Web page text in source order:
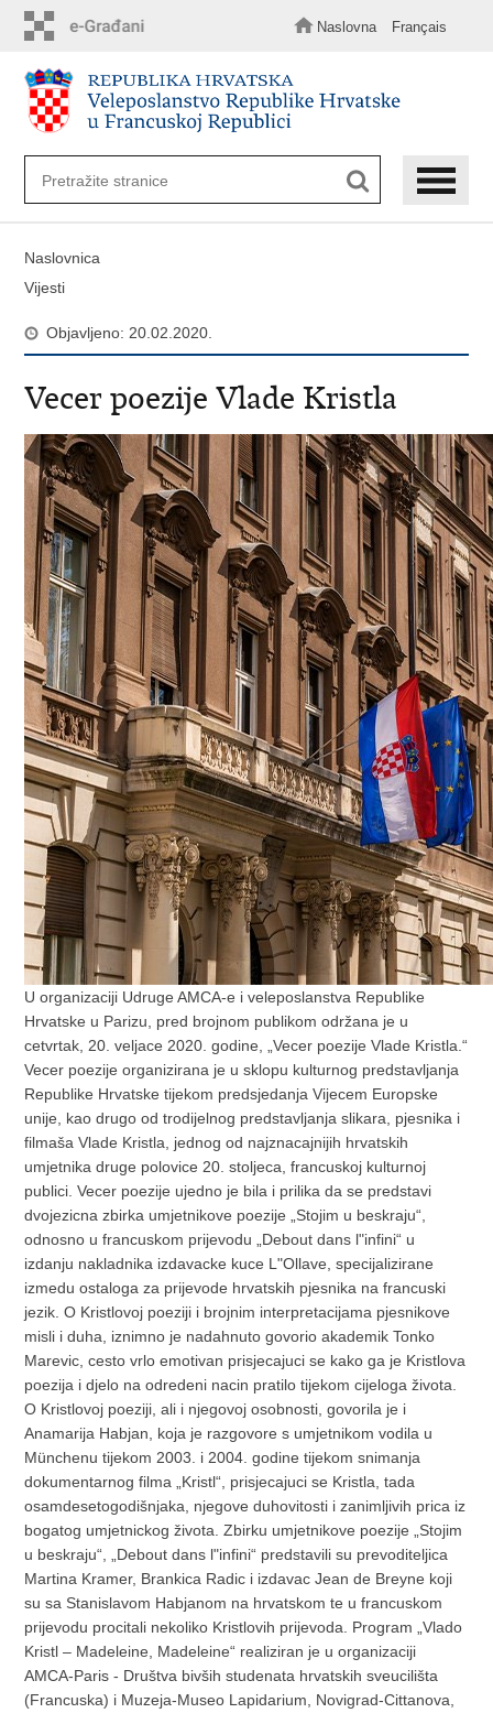
sadržaj
Naslovna Français
Naslovnica
Vijesti
Objavljeno: 20.02.2020.
Vecer poezije Vlade Kristla
U organizaciji Udruge AMCA-e i veleposlanstva Republike
Hrvatske u Parizu, pred brojnom publikom održana je u
cetvrtak, 20. veljace 2020. godine, „Vecer poezije Vlade Kristla.“
Vecer poezije organizirana je u sklopu kulturnog predstavljanja
Republike Hrvatske tijekom predsjedanja Vijecem Europske
unije, kao drugo od trodijelnog predstavljanja slikara, pjesnika i
filmaša Vlade Kristla, jednog od najznacajnijih hrvatskih
umjetnika druge polovice 20. stoljeca, francuskoj kulturnoj
publici. Vecer poezije ujedno je bila i prilika da se predstavi
dvojezicna zbirka umjetnikove poezije „Stojim u beskraju“,
odnosno u francuskom prijevodu „Debout dans l"infini“ u
izdanju nakladnika izdavacke kuce L"Ollave, specijalizirane
izmedu ostaloga za prijevode hrvatskih pjesnika na francuski
jezik. O Kristlovoj poeziji i brojnim interpretacijama pjesnikove
misli i duha, iznimno je nadahnuto govorio akademik Tonko
Marevic, cesto vrlo emotivan prisjecajuci se kako ga je Kristlova
poezija i djelo na odredeni nacin pratilo tijekom cijeloga života.
O Kristlovoj poeziji, ali i njegovoj osobnosti, govorila je i
Anamarija Habjan, koja je razgovore s umjetnikom vodila u
Münchenu tijekom 2003. i 2004. godine tijekom snimanja
dokumentarnog filma „Kristl“, prisjecajuci se Kristla, tada
osamdesetogodišnjaka, njegove duhovitosti i zanimljivih prica iz
bogatog umjetnickog života. Zbirku umjetnikove poezije „Stojim
u beskraju“, „Debout dans l"infini“ predstavili su prevoditeljica
Martina Kramer, Brankica Radic i izdavac Jean de Breyne koji
su sa Stanislavom Habjanom na hrvatskom te u francuskom
prijevodu procitali nekoliko Kristlovih prijevoda. Program „Vlado
Kristl – Madeleine, Madeleine“ realiziran je u organizaciji
AMCA-Paris - Društva bivših studenata hrvatskih sveucilišta
(Francuska) i Muzeja-Museo Lapidarium, Novigrad-Cittanova,